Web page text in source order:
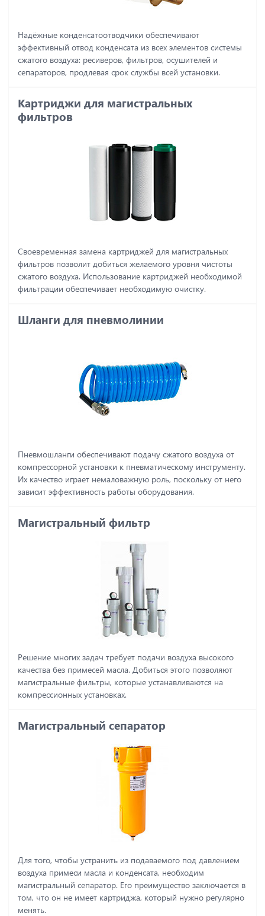
Надёжные конденсатоотводчики обеспечивают
эффективный отвод конденсата из всех элементов системы
сжатого воздуха: ресиверов, фильтров, осушителей и
сепараторов, продлевая срок службы всей установки.
Картриджи для магистральных
фильтров
Своевременная замена картриджей для магистральных
фильтров позволит добиться желаемого уровня чистоты
сжатого воздуха. Использование картриджей необходимой
фильтрации обеспечивает необходимую очистку.
Шланги для пневмолинии
Пневмошланги обеспечивают подачу сжатого воздуха от
компрессорной установки к пневматическому инструменту.
Их качество играет немаловажную роль, поскольку от него
зависит эффективность работы оборудования.
Магистральный фильтр
Решение многих задач требует подачи воздуха высокого
качества без примесей масла. Добиться этого позволяют
магистральные фильтры, которые устанавливаются на
компрессионных установках.
Магистральный сепаратор
Для того, чтобы устранить из подаваемого под давлением
воздуха примеси масла и конденсата, необходим
магистральный сепаратор. Его преимущество заключается в
том, что он не имеет картриджа, который нужно регулярно
менять.